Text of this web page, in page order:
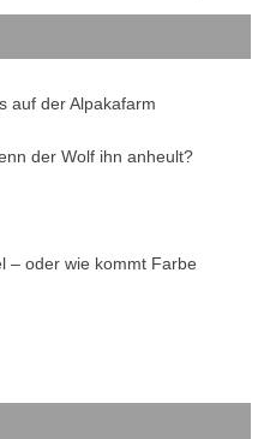
auf der Alpakafarm
der Wolf ihn anheult?
– oder wie kommt Farbe